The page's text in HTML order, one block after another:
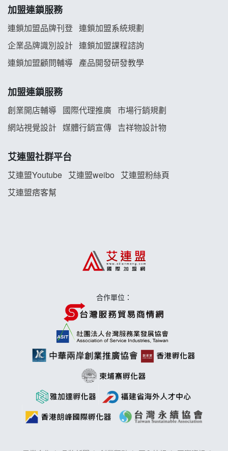
義氣豐發雞加盟說明會
Mr.Wish加盟說明會
雞咕雞咕加盟說明會
TEA TOP加盟說明會
珍好味臭臭鍋加盟說明會
藍象廷泰式火鍋加盟說明會
莫尼早餐Morni加盟說明會
加盟連鎖服務
連鎖加盟品牌刊登 連鎖加盟系統規劃
企業品牌識別設計 連鎖加盟課程諮詢
連鎖加盟顧問輔導 產品開發研發教學
加盟連鎖服務
創業開店輔導 國際代理推廣 市場行銷規劃
網站視覺設計 媒體行銷宣傳 吉祥物設計物
艾連盟社群平台
艾連盟Youtube 艾連盟weibo
艾連盟粉絲頁
艾連盟痞客幫
合作單位：